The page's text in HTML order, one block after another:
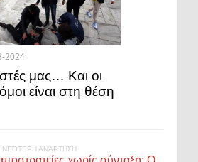
2024
μας… Και οι
είναι στη θέση
ΝΕΌΤΕΡΗ ΑΝΆΡΤΗΣΗ